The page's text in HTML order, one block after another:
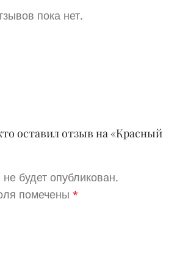
пока нет.
оставил отзыв на «Красный
будет опубликован.
помечены *